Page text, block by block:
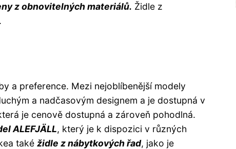
z obnovitelných materiálů. Židle z
a preference. Mezi nejoblíbenější modely
a nadčasovým designem a je dostupná v
je cenově dostupná a zároveň pohodlná.
ALEFJÄLL, který je k dispozici v různých
také židle z nábytkových řad, jako je